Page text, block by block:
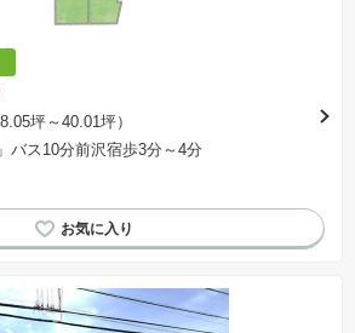
坪～40.01坪）
バス10分前沢宿歩3分～4分